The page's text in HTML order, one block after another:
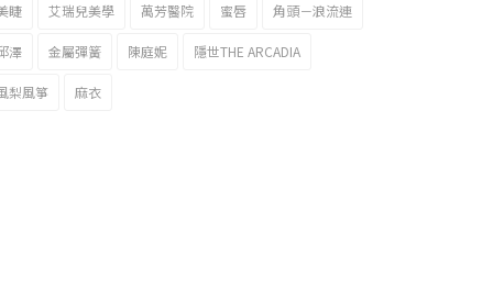
睫 艾瑞兒美學 萬芳醫院 蜜唇 角頭－浪流連
澤 金屬彈簧 陳庭妮 隱世THE ARCADIA
梨風箏 麻衣